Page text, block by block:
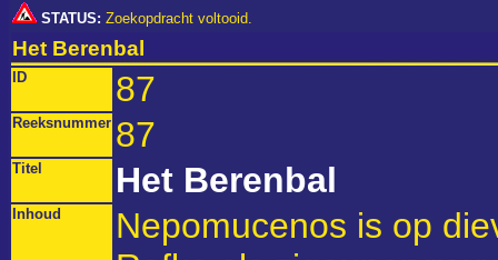
STATUS: Zoekopdracht voltooid.
Het Berenbal
ID 87
Reeksnummer 87
Titel Het Berenbal
Inhoud
Nepomucenos is op